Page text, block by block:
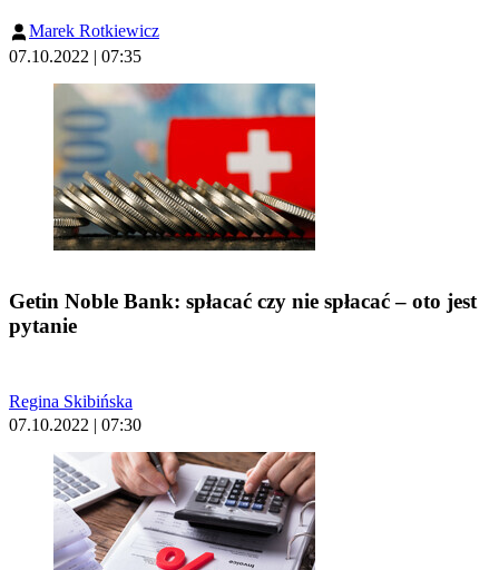
Marek Rotkiewicz
07.10.2022 | 07:35
Getin Noble Bank: spłacać czy nie spłacać – oto jest
pytanie
Regina Skibińska
07.10.2022 | 07:30